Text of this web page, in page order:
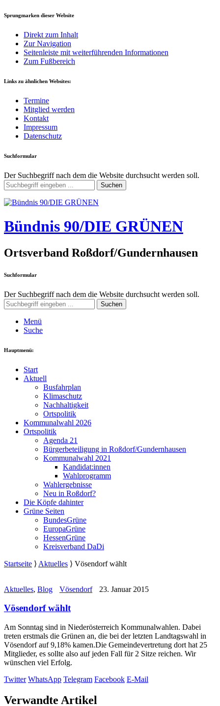
Sprungmarken dieser Website
Direkt zum Inhalt
Zur Navigation
Seitenleiste mit weiterführenden Informationen
Zum Fußbereich
Links zu ähnlichen Websites:
Termine
Mitglied werden
Kontakt
Impressum
Datenschutz
Suchformular
Der Suchbegriff nach dem die Website durchsucht werden soll.
Suchen
Bündnis 90/DIE GRÜNEN
Ortsverband Roßdorf/Gundernhausen
Suchformular
Der Suchbegriff nach dem die Website durchsucht werden soll.
Suchen
Menü
Suche
Hauptmenü:
Start
Aktuell
Busfahrplan
Klimaschutz
Nachhaltigkeit
Ortspolitik
Kommunalwahl 2026
Ortspolitik
Agenda 21
Bürgerbeteiligung in Roßdorf/Gundernhausen
Kommunalwahl 2021
Kandidat:innen
Wahlprogramm
Wahlergebnisse
Neu in Roßdorf?
Die Köpfe dahinter
Grüne Seiten
BundesGrüne
EuropaGrüne
HessenGrüne
Kreisverband DaDi
Startseite ⟩ Aktuelles ⟩ Vösendorf wählt
Aktuelles, Blog Vösendorf 23. Januar 2015
Vösendorf wählt
Am Sonntag sind in Niederösterreich Kommunalwahlen. Dabei
treten erstmals die Grünen an, die bei der letzten Landtagswahl in
Vösendorf auf 9,18% kamen.Die Gemeindevertretung dort hat 25
Mitglieder, es sollte also auf jeden Fall für 2 Sitze reichen. Wir
wünschen viel Erfolg.
Twitter WhatsApp Telegram Facebook E-Mail
Verwandte Artikel